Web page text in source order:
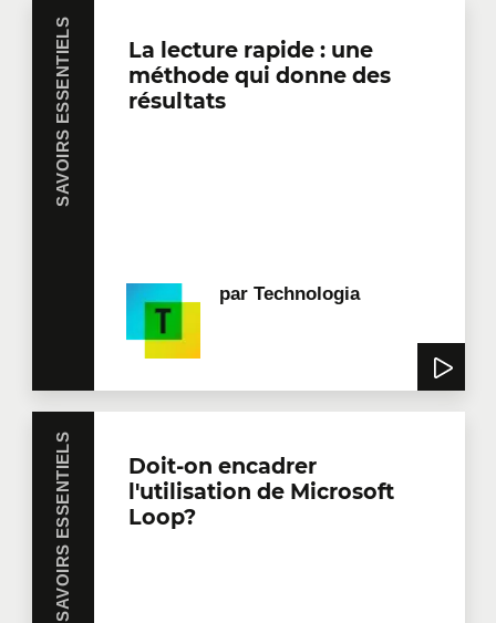
SAVOIRS ESSENTIELS
La lecture rapide : une
méthode qui donne des
résultats
parTechnologia
SAVOIRS ESSENTIELS
Doit-on encadrer
l'utilisation de Microsoft
Loop?